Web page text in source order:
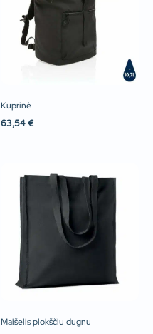
Kuprinė
63,54 €
Maišelis plokščiu dugnu